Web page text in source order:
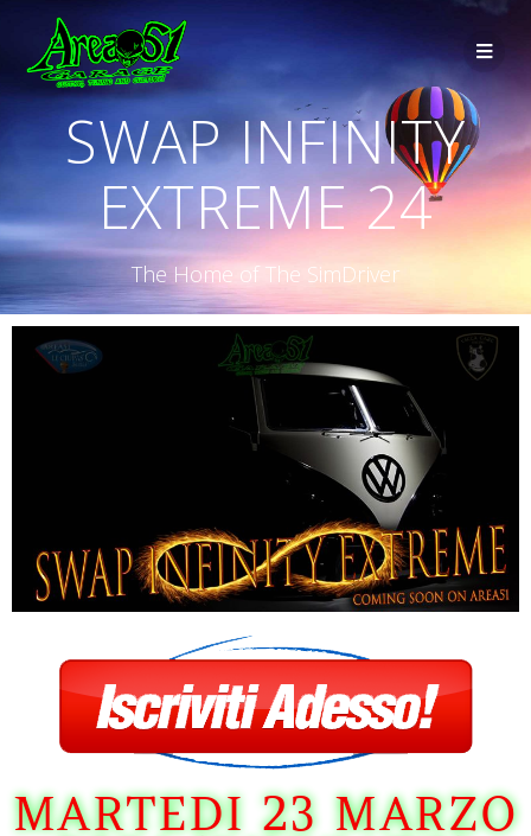
SWAP INFINITY
EXTREME 24
The Home of The SimDriver
MARTEDI 23 MARZO